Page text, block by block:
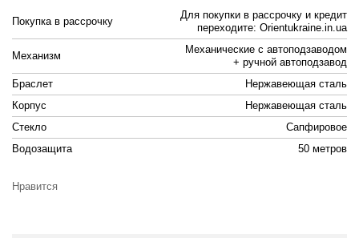
Покупка в рассрочку
Для покупки в рассрочку и кредит
переходите: Orientukraine.in.ua
Механизм
Механические с автоподзаводом
+ ручной автоподзавод
Браслет
Нержавеющая сталь
Корпус
Нержавеющая сталь
Стекло
Сапфировое
Водозащита
50 метров
Нравится